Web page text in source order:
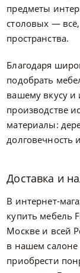
предметы
столовых —
пространства.
Благодаря
подобрать
вашему вкусу
производстве
материалы:
долговечность
Доставка и
В интернет-
купить мебель
Москве и всей
в нашем салоне
приобрести